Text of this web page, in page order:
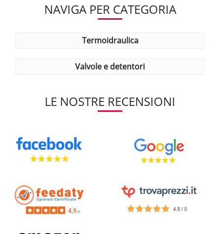
NAVIGA PER CATEGORIA
termoidraulica
valvole e detentori
LE NOSTRE RECENSIONI